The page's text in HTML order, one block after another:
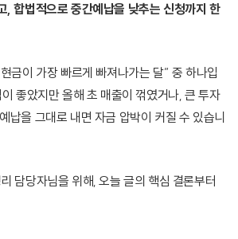
, 합법적으로 중간예납을 낮추는 신청까지 한
금이 가장 빠르게 빠져나가는 달” 중 하나입
좋았지만 올해 초 매출이 꺾였거나, 큰 투자
납을 그대로 내면 자금 압박이 커질 수 있습니
담당자님을 위해, 오늘 글의 핵심 결론부터